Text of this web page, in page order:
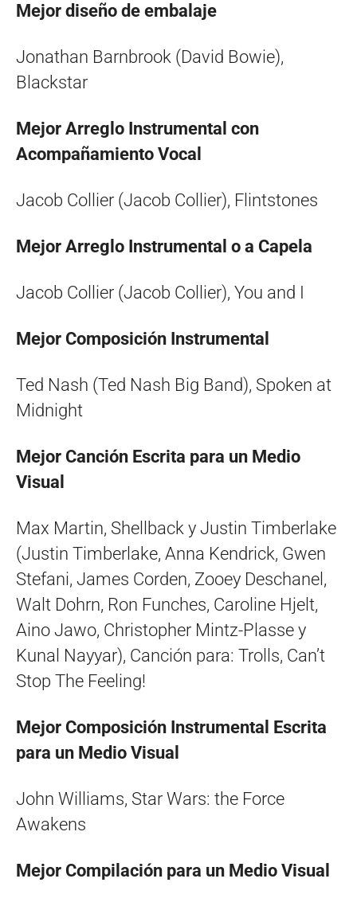
Mejor diseño de embalaje
Jonathan Barnbrook (David Bowie),
Blackstar
Mejor Arreglo Instrumental con
Acompañamiento Vocal
Jacob Collier (Jacob Collier), Flintstones
Mejor Arreglo Instrumental o a Capela
Jacob Collier (Jacob Collier), You and I
Mejor Composición Instrumental
Ted Nash (Ted Nash Big Band), Spoken at
Midnight
Mejor Canción Escrita para un Medio
Visual
Max Martin, Shellback y Justin Timberlake
(Justin Timberlake, Anna Kendrick, Gwen
Stefani, James Corden, Zooey Deschanel,
Walt Dohrn, Ron Funches, Caroline Hjelt,
Aino Jawo, Christopher Mintz-Plasse y
Kunal Nayyar), Canción para: Trolls, Can’t
Stop The Feeling!
Mejor Composición Instrumental Escrita
para un Medio Visual
John Williams, Star Wars: the Force
Awakens
Mejor Compilación para un Medio Visual